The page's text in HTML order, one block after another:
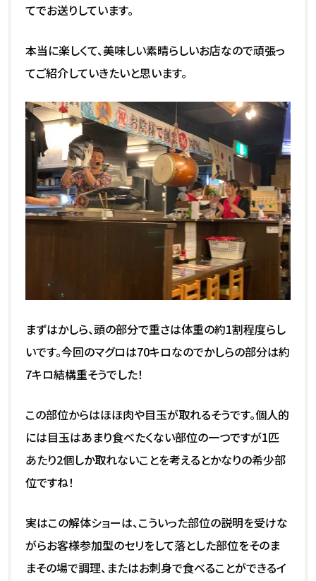
てでお送りしています。
本当に楽しくて、美味しい素晴らしいお店なので頑張っ
てご紹介していきたいと思います。
まずはかしら、頭の部分で重さは体重の約1割程度らし
いです。今回のマグロは70キロなのでかしらの部分は約
7キロ結構重そうでした！
この部位からはほほ肉や目玉が取れるそうです。個人的
には目玉はあまり食べたくない部位の一つですが1匹
あたり2個しか取れないことを考えるとかなりの希少部
位ですね！
実はこの解体ショーは、こういった部位の説明を受けな
がらお客様参加型のセリをして落とした部位をそのま
まその場で調理、またはお刺身で食べることができるイ